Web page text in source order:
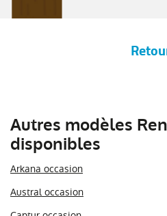
Autres modèles
disponibles
Arkana occasion
Austral occasion